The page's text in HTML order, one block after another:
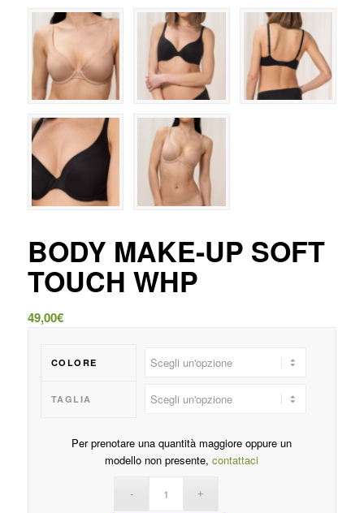
BODY MAKE-UP SOFT
TOUCH WHP
49,00€
COLORE
TAGLIA
Per prenotare una quantità maggiore oppure un
modello non presente,contattaci